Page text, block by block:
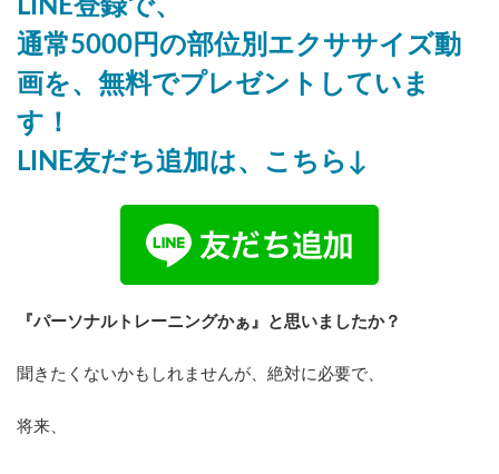
LINE登録で、
通常5000円の部位別エクササイズ動
画を、無料でプレゼントしていま
す！
LINE友だち追加は、こちら↓
『パーソナルトレーニングかぁ』と思いましたか？
聞きたくないかもしれませんが、絶対に必要で、
将来、